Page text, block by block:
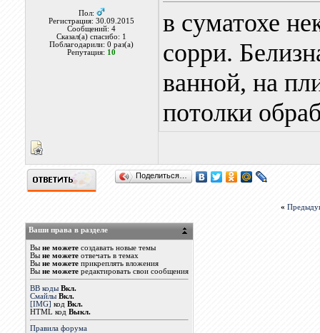
Пол:
Регистрация: 30.09.2015
Сообщений: 4
Сказал(а) спасибо: 1
Поблагодарили: 0 раз(а)
Репутация: 10
в суматохе
сорри.
ванной, на
потолки
Поделиться…
«
Ваши права в разделе
Вы не можетесоздавать новые темы
Вы не можетеотвечать в темах
Вы не можетеприкреплять вложения
Вы не можетередактировать свои сообщения
BB коды Вкл.
Смайлы Вкл.
[IMG] код Вкл.
HTML код Выкл.
Правила форума